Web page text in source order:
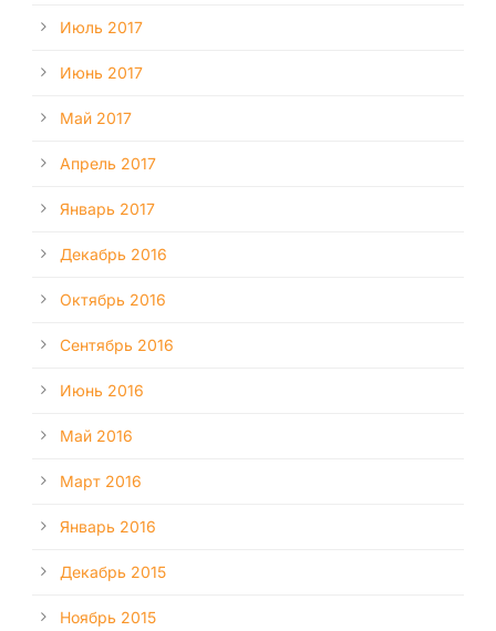
Июль 2017
Июнь 2017
Май 2017
Апрель 2017
Январь 2017
Декабрь 2016
Октябрь 2016
Сентябрь 2016
Июнь 2016
Май 2016
Март 2016
Январь 2016
Декабрь 2015
Ноябрь 2015